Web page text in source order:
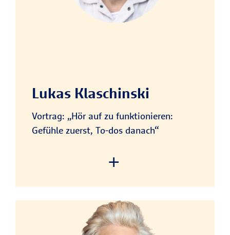
to add this content to the list
Lukas Klaschinski
Vortrag: „Hör auf zu funktionieren:
Gefühle zuerst, To-dos danach“
We need your consent to